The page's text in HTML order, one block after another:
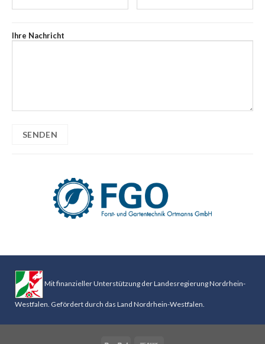
Ihre Nachricht
Mit finanzieller Unterstützung der Landesregierung Nordrhein-
Westfalen. Gefördert durch das Land Nordrhein-Westfalen.